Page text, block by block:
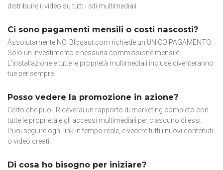
distribuire il video su tutti i siti multimediali.
Ci sono pagamenti mensili o costi nascosti?
Assolutamente NO. Blogaut.com richiede un UNICO PAGAMENTO.
Solo un investimento e nessuna commissione mensile.
L'installazione e tutte le proprietà multimediali incluse diventeranno
tue per sempre.
Posso vedere la promozione in azione?
Certo che puoi. Riceverai un rapporto di marketing completo con
tutte le proprietà e gli accessi multimediali per ciascuno di essi.
Puoi seguire ogni link in tempo reale, e vedere tutti i nuovi contenuti
o video creati.
Di cosa ho bisogno per iniziare?